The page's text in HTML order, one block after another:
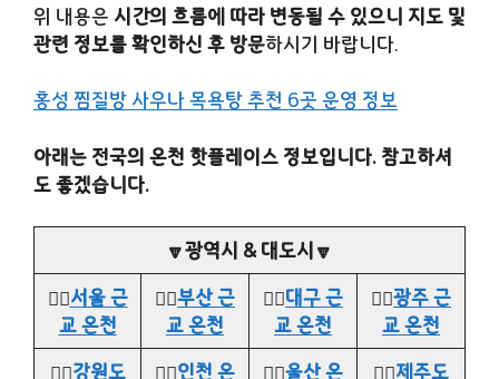
위 내용은 시간의 흐름에 따라 변동될 수 있으니 지도 및
관련 정보를 확인하신 후 방문하시기 바랍니다.
홍성 찜질방 사우나 목욕탕 추천 6곳 운영 정보
아래는 전국의 온천 핫플레이스 정보입니다. 참고하셔
도 좋겠습니다.
🔽광역시 & 대도시🔽
👉🏻서울 근
교 온천
👉🏻부산 근
교 온천
👉🏻대구 근
교 온천
👉🏻광주 근
교 온천
👉🏻강원도 👉🏻인천 온 👉🏻울산 온 👉🏻제주도